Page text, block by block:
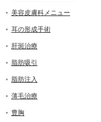
美容皮膚科メニュー
耳の形成手術
肝斑治療
脂肪吸引
脂肪注入
薄毛治療
豊胸